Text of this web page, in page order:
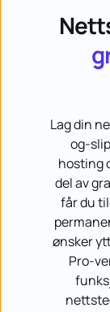
Lag din
og-
hosting
del av
får du
ønsker
Pro-